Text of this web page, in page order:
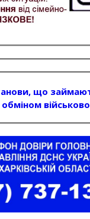
що
обміном